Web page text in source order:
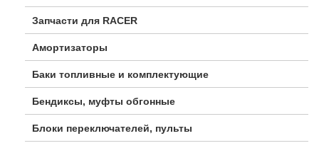
Запчасти для RACER
Амортизаторы
Баки топливные и комплектующие
Бендиксы, муфты обгонные
Блоки переключателей, пульты